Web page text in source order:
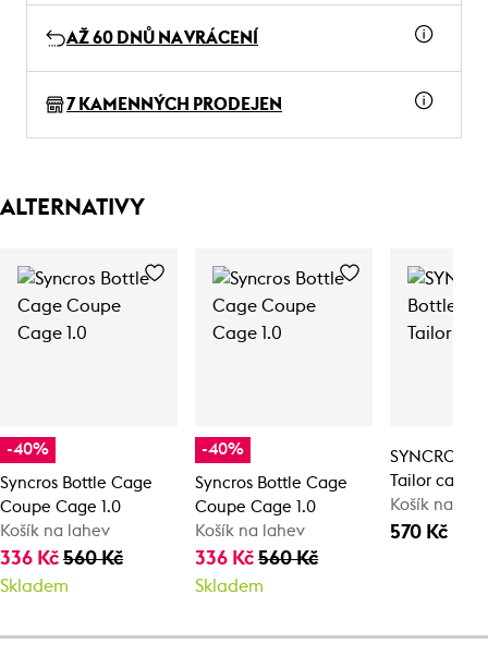
AŽ 60 DNŮ NA VRÁCENÍ
7 KAMENNÝCH PRODEJEN
ALTERNATIVY
-40%
Syncros Bottle Cage
Coupe Cage 1.0
Košík na lahev
336 Kč 560 Kč
Skladem
-40%
Syncros Bottle Cage
Coupe Cage 1.0
Košík na lahev
336 Kč560 Kč
Skladem
SYNCROS
Tailor cage
Košík na
570 Kč